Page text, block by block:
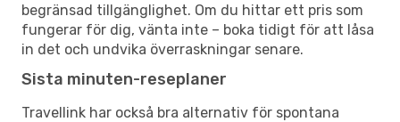
begränsad tillgänglighet. Om du hittar ett pris som
fungerar för dig, vänta inte – boka tidigt för att låsa
in det och undvika överraskningar senare.
Sista minuten-reseplaner
Travellink har också bra alternativ för spontana